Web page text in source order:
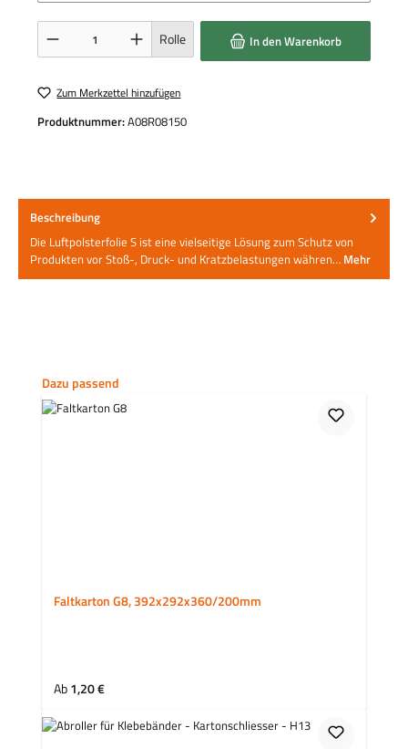
Produkt Anzahl: Gib den gewünschten Wert ein oder benutze die Schaltflächen um
Rolle In den Warenkorb
Zum Merkzettel hinzufügen
Produktnummer:A08R08150
Beschreibung
Die Luftpolsterfolie S ist eine vielseitige Lösung zum Schutz von
Produkten vor Stoß-, Druck- und Kratzbelastungen währen… Mehr
Produktgalerie überspringen
Dazu passend
Faltkarton G8, 392x292x360/200mm
Regulärer Preis:
Ab1,20 €